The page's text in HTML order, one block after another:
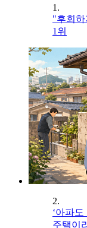
1.
"후회하
1위
2.
‘아파
주택이